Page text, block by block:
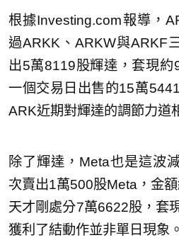
根據Investing.com報導，
過ARKK、ARKW與ARKF
出5萬8119股輝達，套現
一個交易日出售的15萬
ARK近期對輝達的調節力道
除了輝達，Meta也是這波
次賣出1萬500股Meta，金
天才剛處分7萬6622股，套
獲利了結動作並非單日現象。